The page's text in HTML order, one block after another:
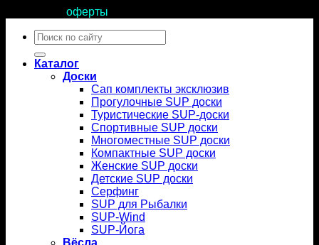
оферты
Искать:
Каталог
Доски
Сап комплекты эксклюзив
Прогулочные SUP доски
Туристические SUP-доски
Спортивные SUP доски
Многоместные SUP доски
Компактные SUP доски
Женские SUP доски
Детские SUP доски
Серфинг
SUP для Рыбалки
SUP-Wind
SUP-Йога
Вёсла